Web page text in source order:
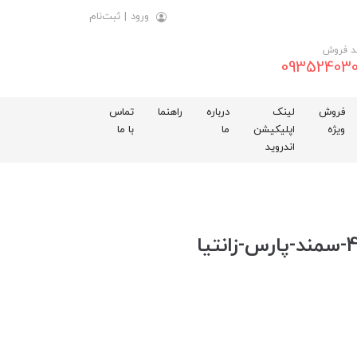
ورود | ثبت‌نام
فروش
فروش
ویژه
لینک
اپلیکیشن
اندروید
درباره
ما
راهنما
تماس
با ما